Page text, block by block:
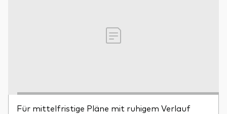
Für mittelfristige Pläne mit ruhigem Verlauf